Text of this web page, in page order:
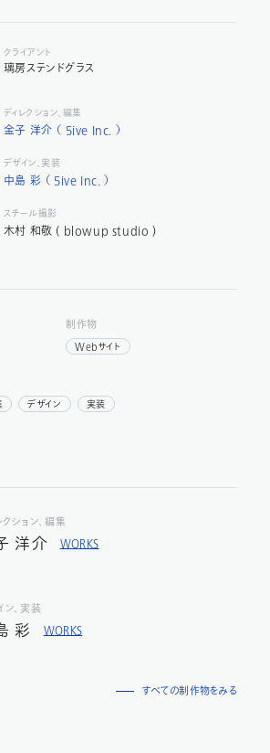
クライアント
璃房ステンドグラス
ディレクション 編集
金子 洋介 （ 5ive Inc. ）
デザイン 実装
中島 彩 （ 5ive Inc. ）
スチール撮影
木村 和敬 ( blowup studio )
制作物
Webサイト
デザイン 実装
クション 編集
洋介 WORKS
ン 実装
彩 WORKS
すべての制作物をみる